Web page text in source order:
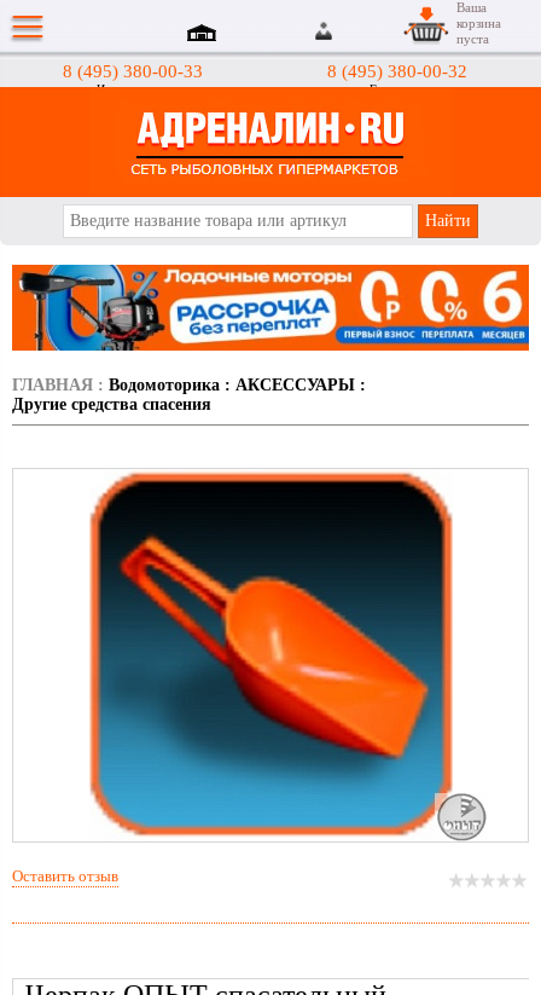
8 (495) 380-00-33
Интернет-магазин
8 (495) 380-00-32
Гипермаркеты
Ваша
корзина
пуста
ГЛАВНАЯ : Водомоторика : АКСЕССУАРЫ :
Другие средства спасения
Оставить отзыв